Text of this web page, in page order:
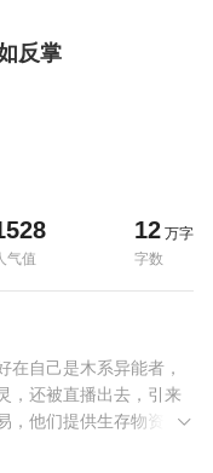
反掌
气值
12 万字
字数
在自己是木系异能者，
，还被直播出去，引来
，他们提供生存物资，